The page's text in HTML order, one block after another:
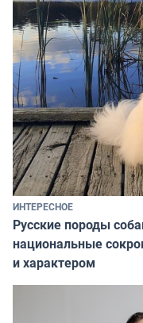
ИНТЕРЕСНОЕ
Русские породы
национальные
и характером